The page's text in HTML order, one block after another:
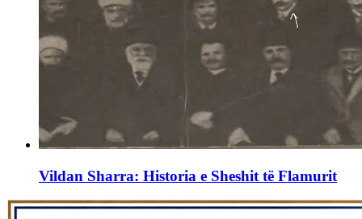
Vildan Sharra: Historia e Sheshit të Flamurit